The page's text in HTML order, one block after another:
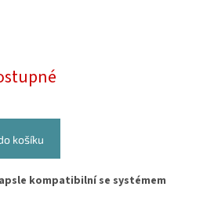
košíku
kompatibilní se systémem